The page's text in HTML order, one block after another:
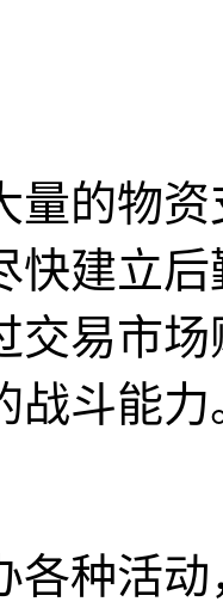
量的物
快建立
交易市
战斗能力
各种活